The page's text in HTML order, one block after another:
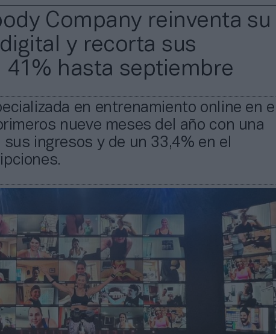
Company reinventa su
y recorta sus
41% hasta septiembre
en entrenamiento online en el
nueve meses del año con una
ingresos y de un 33,4% en el